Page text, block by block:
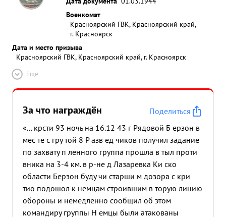
Военкомат
Красноярский ГВК, Красноярский край,
г. Красноярск
Дата и место призыва
Красноярский ГВК, Красноярский край, г. Красноярск
Ещё
За что награждён
Поделиться
«... крсти 93 ночь на 16.12 43 г Рядовой Б ерзон в
мес те с гру той 8 Р азв ед чиков получил задание
по захвату п ленного группа прошла в тыл проти
вника на 3-4 км. в р-не д Лазаревка Ки ско
области Берзон буду чи старши м дозора с кри
тио подошол к немцам строившим в торую линию
обороны и немедленно сообщил об этом
командиру группы Н емцы были атакованы